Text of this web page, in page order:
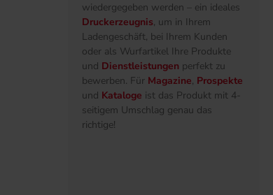
wiedergegeben werden – ein ideales
Druckerzeugnis, um in Ihrem
Ladengeschäft, bei Ihrem Kunden
oder als Wurfartikel Ihre Produkte
und Dienstleistungen perfekt zu
bewerben. Für Magazine, Prospekte
und Kataloge ist das Produkt mit 4-
seitigem Umschlag genau das
richtige!